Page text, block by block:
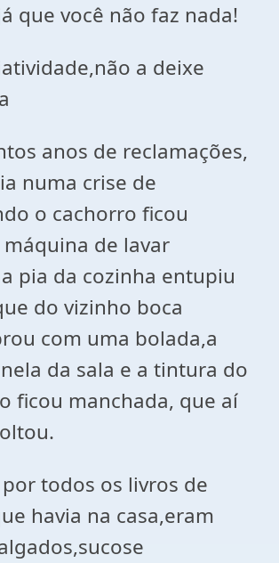
que você não faz nada!
a deixe
anos de reclamações,
numa crise de
o cachorro ficou
de lavar
pia da cozinha entupiu
do vizinho boca
com uma bolada,a
da sala e a tintura do
ficou manchada, que aí
todos os livros de
havia na casa,eram